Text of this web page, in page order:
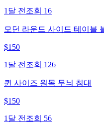
1달 전 조회 16
모던 라운드 사이드 테이블
$150
1달 전 조회 126
퀸 사이즈 원목 무늬 침대
$150
1달 전 조회 56